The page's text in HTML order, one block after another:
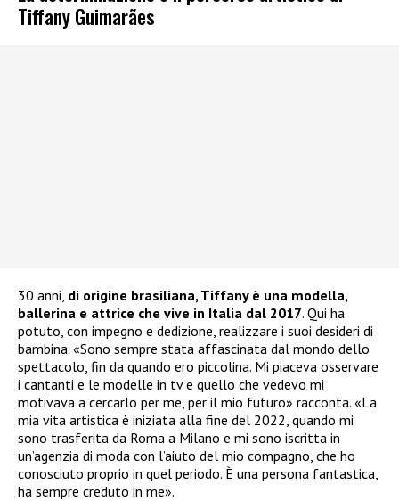
Tiffany Guimarães
30 anni, di origine brasiliana, Tiffany è una modella,
ballerina e attrice che vive in Italia dal 2017. Qui ha
potuto, con impegno e dedizione, realizzare i suoi desideri di
bambina. «Sono sempre stata affascinata dal mondo dello
spettacolo, fin da quando ero piccolina. Mi piaceva osservare
i cantanti e le modelle in tv e quello che vedevo mi
motivava a cercarlo per me, per il mio futuro» racconta. «La
mia vita artistica è iniziata alla fine del 2022, quando mi
sono trasferita da Roma a Milano e mi sono iscritta in
un’agenzia di moda con l’aiuto del mio compagno, che ho
conosciuto proprio in quel periodo. È una persona fantastica,
ha sempre creduto in me».